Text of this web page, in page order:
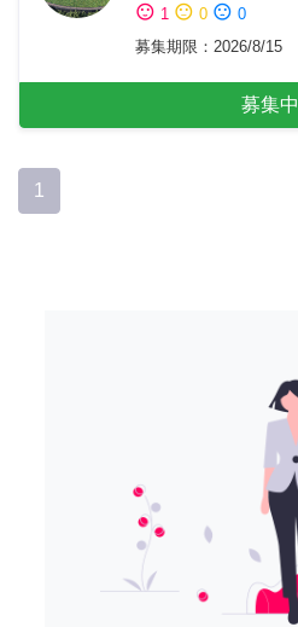
sentiment_satisfied 1 sentiment_neutral 0 sentiment_dissatisfied 0
募集期限 ： 2026/8/15
募集中
1